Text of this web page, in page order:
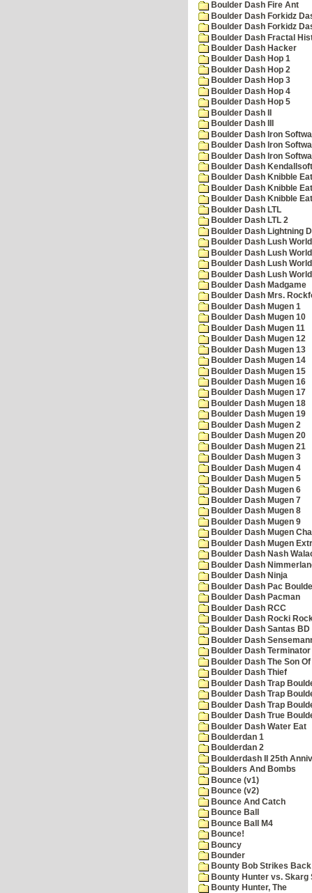
Boulder Dash Fire Ant
Boulder Dash Forkidz
Boulder Dash Forkidz
Boulder Dash Fractal
Boulder Dash Hacker
Boulder Dash Hop 1
Boulder Dash Hop 2
Boulder Dash Hop 3
Boulder Dash Hop 4
Boulder Dash Hop 5
Boulder Dash II
Boulder Dash III
Boulder Dash Iron
Boulder Dash Iron
Boulder Dash Iron
Boulder Dash
Boulder Dash Knibble
Boulder Dash Knibble
Boulder Dash Knibble
Boulder Dash LTL
Boulder Dash LTL 2
Boulder Dash Lightning
Boulder Dash Lush
Boulder Dash Lush
Boulder Dash Lush
Boulder Dash Lush
Boulder Dash Madgame
Boulder Dash Mrs.
Boulder Dash Mugen 1
Boulder Dash Mugen 10
Boulder Dash Mugen 11
Boulder Dash Mugen 12
Boulder Dash Mugen 13
Boulder Dash Mugen 14
Boulder Dash Mugen 15
Boulder Dash Mugen 16
Boulder Dash Mugen 17
Boulder Dash Mugen 18
Boulder Dash Mugen 19
Boulder Dash Mugen 2
Boulder Dash Mugen 20
Boulder Dash Mugen 21
Boulder Dash Mugen 3
Boulder Dash Mugen 4
Boulder Dash Mugen 5
Boulder Dash Mugen 6
Boulder Dash Mugen 7
Boulder Dash Mugen 8
Boulder Dash Mugen 9
Boulder Dash Mugen
Boulder Dash Mugen
Boulder Dash Nash
Boulder Dash
Boulder Dash Ninja
Boulder Dash Pac
Boulder Dash Pacman
Boulder Dash RCC
Boulder Dash Rocki
Boulder Dash Santas
Boulder Dash
Boulder Dash
Boulder Dash The Son
Boulder Dash Thief
Boulder Dash Trap
Boulder Dash Trap
Boulder Dash Trap
Boulder Dash True
Boulder Dash Water Eat
Boulderdan 1
Boulderdan 2
Boulderdash II 25th
Boulders And Bombs
Bounce (v1)
Bounce (v2)
Bounce And Catch
Bounce Ball
Bounce Ball M4
Bounce!
Bouncy
Bounder
Bounty Bob Strikes
Bounty Hunter vs. Skarg
Bounty Hunter, The